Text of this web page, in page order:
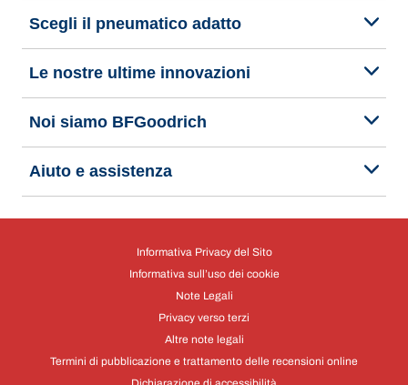
Scegli il pneumatico adatto
Le nostre ultime innovazioni
Noi siamo BFGoodrich
Aiuto e assistenza
Informativa Privacy del Sito
Informativa sull’uso dei cookie
Note Legali
Privacy verso terzi
Altre note legali
Termini di pubblicazione e trattamento delle recensioni online